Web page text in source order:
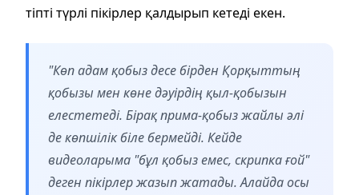
тіпті түрлі пікірлер қалдырып кетеді екен.
"Көп адам қобыз десе бірден Қорқыттың
қобызы мен көне дәуірдің қыл-қобызын
елестетеді. Бірақ прима-қобыз жайлы әлі
де көпшілік біле бермейді. Кейде
видеоларыма "бұл қобыз емес, скрипка ғой"
деген пікірлер жазып жатады. Алайда осы